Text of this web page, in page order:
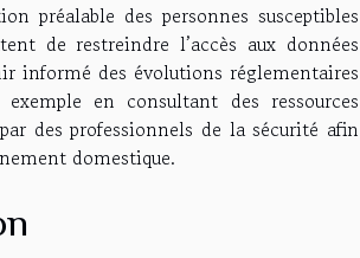
préalable des personnes susceptibles
de restreindre l’accès aux données
informé des évolutions réglementaires
en consultant des ressources
des professionnels de la sécurité afin
domestique.